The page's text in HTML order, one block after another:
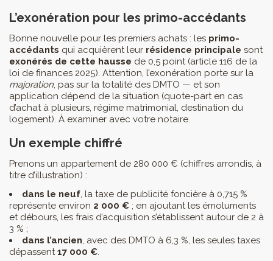
L’exonération pour les primo-accédants
Bonne nouvelle pour les premiers achats : les primo-
accédants qui acquièrent leur résidence principale sont
exonérés de cette hausse de 0,5 point (article 116 de la
loi de finances 2025). Attention, l’exonération porte sur la
majoration, pas sur la totalité des DMTO — et son
application dépend de la situation (quote-part en cas
d’achat à plusieurs, régime matrimonial, destination du
logement). À examiner avec votre notaire.
Un exemple chiffré
Prenons un appartement de 280 000 € (chiffres arrondis, à
titre d’illustration) :
dans le neuf, la taxe de publicité foncière à 0,715 %
représente environ 2 000 € ; en ajoutant les émoluments
et débours, les frais d’acquisition s’établissent autour de 2 à
3 % ;
dans l’ancien, avec des DMTO à 6,3 %, les seules taxes
dépassent17 000 €.